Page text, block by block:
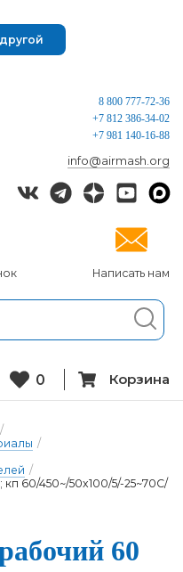
Написать нам
8 800 777-72-36
+7 812 386-34-02
+7 981 140-16-88
info@airmash.org
0 Корзина
/
/
/
60/450~/50x100/5/-25~70C/
60